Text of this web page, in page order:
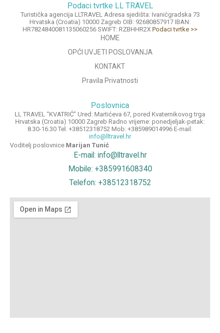
Podaci tvrtke LL TRAVEL
Turistička agencija LLTRAVEL Adresa sjedišta: Ivanićgradska 73
Hrvatska (Croatia) 10000 Zagreb OIB: 92680857917 IBAN:
HR7824840081135060256 SWIFT: RZBHHR2X Podaci tvrtke >>
HOME
OPĆI UVJETI POSLOVANJA
KONTAKT
Pravila Privatnosti
Poslovnica
LL TRAVEL “KVATRIĆ” Ured: Martićeva 67, pored Kvaternikovog trga
Hrvatska (Croatia) 10000 Zagreb Radno vrijeme: ponedjeljak-petak:
8.30-16.30 Tel. +38512318752 Mob: +385989014996 E-mail:
info@lltravel.hr
Voditelj poslovnice Marijan Tunić
E-mail: info@lltravel.hr
Mobile: +385991608340
Telefon: +38512318752